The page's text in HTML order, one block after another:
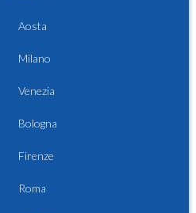
Aosta
Milano
Venezia
Bologna
Firenze
Roma